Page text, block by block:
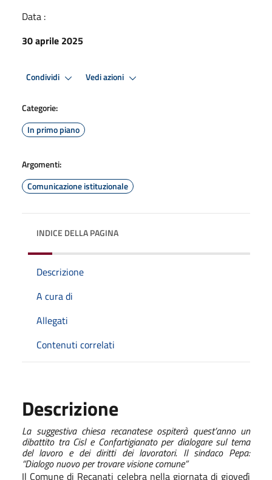
Data :
30 aprile 2025
Condividi Vedi azioni
Categorie:
In primo piano
Argomenti:
Comunicazione istituzionale
INDICE DELLA PAGINA
Descrizione
A cura di
Allegati
Contenuti correlati
Descrizione
La suggestiva chiesa recanatese ospiterà quest’anno un
dibattito tra Cisl e Confartigianato per dialogare sul tema
del lavoro e dei diritti dei lavoratori. Il sindaco Pepa:
“Dialogo nuovo per trovare visione comune”
Il Comune di Recanati celebra nella giornata di giovedì